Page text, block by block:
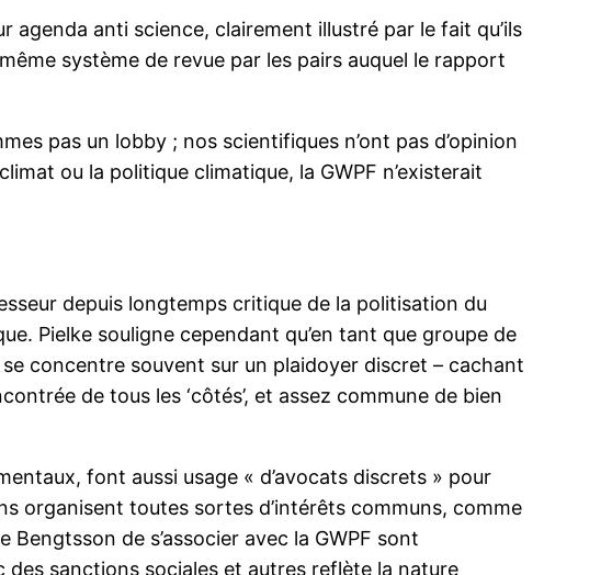
agenda anti science, clairement illustré par le fait qu’ils
système de revue par les pairs auquel le rapport
pas un lobby ; nos scientifiques n’ont pas d’opinion
ou la politique climatique, la GWPF n’existerait
depuis longtemps critique de la politisation du
Pielke souligne cependant qu’en tant que groupe de
concentre souvent sur un plaidoyer discret – cachant
de tous les ‘côtés’, et assez commune de bien
font aussi usage « d’avocats discrets » pour
organisent toutes sortes d’intérêts communs, comme
de s’associer avec la GWPF sont
sanctions sociales et autres reflète la nature